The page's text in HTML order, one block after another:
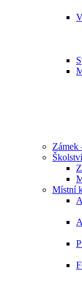
Zámek
Školství
Místní